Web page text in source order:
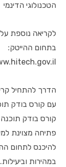
הטכנולוגי הדינמי
לקריאה נוספת על
בתחום ההייטק:
הדרך להתחיל
עם קורס בודק
קורס בודק
פתיחה מצוינת
להיכנס לתחום
במהירות